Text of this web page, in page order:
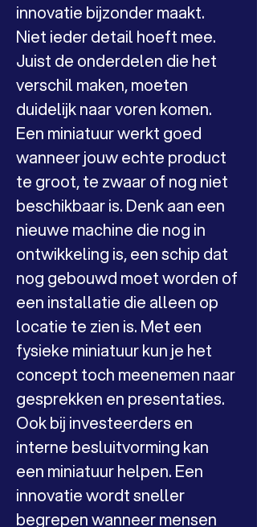
innovatie bijzonder maakt.
Niet ieder detail hoeft mee.
Juist de onderdelen die het
verschil maken, moeten
duidelijk naar voren komen.
Een miniatuur werkt goed
wanneer jouw echte product
te groot, te zwaar of nog niet
beschikbaar is. Denk aan een
nieuwe machine die nog in
ontwikkeling is, een schip dat
nog gebouwd moet worden of
een installatie die alleen op
locatie te zien is. Met een
fysieke miniatuur kun je het
concept toch meenemen naar
gesprekken en presentaties.
Ook bij investeerders en
interne besluitvorming kan
een miniatuur helpen. Een
innovatie wordt sneller
begrepen wanneer mensen